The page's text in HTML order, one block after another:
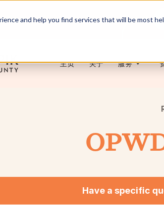
and help you find services that will be most
供服务
主页 关于 服务
Have a specific